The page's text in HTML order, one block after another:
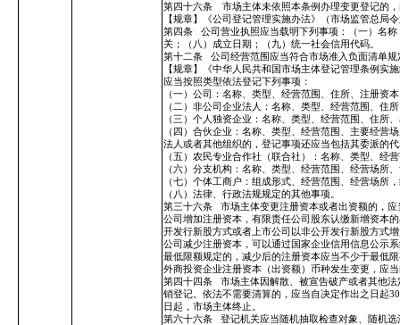
第四十六条 市场主体未依照本条例办理变更登记的
【规章】《公司登记管理实施办法》（市场监管总局
第四条
公司营业执照应当载明下列事项：（一）名
关；（八）成立日期；（九）统一社会信用代码。
第十二条
公司经营范围应当符合市场准入负面清单
【规章】《中华人民共和国市场主体登记管理条例实
应当按照类型依法登记下列事项：
（一）公司：名称、类型、经营范围、住所、注册资
（二）非公司企业法人：名称、类型、经营范围、住
（三）个人独资企业：名称、类型、经营范围、住所
（四）合伙企业：名称、类型、经营范围、主要经营
法人或者其他组织的，登记事项还应当包括其委派的
（五）农民专业合作社（联合社）：名称、类型、经
（六）分支机构：名称、类型、经营范围、经营场所
（七）个体工商户：组成形式、经营范围、经营场所
（八）法律、行政法规规定的其他事项。
第三十六条
市场主体变更注册资本或者出资额的，
公司增加注册资本，有限责任公司股东认缴新增资本
开发行新股方式或者上市公司以非公开发行新股方式
公司减少注册资本，可以通过国家企业信用信息公示
最低限额规定的，减少后的注册资本应当不少于最低
外商投资企业注册资本（出资额）币种发生变更，应
第四十四条
市场主体因解散、被宣告破产或者其他
销登记。依法不需要清算的，应当自决定作出之日起
日起，市场主体终止。
第六十六条
登记机关应当随机抽取检查对象、随机